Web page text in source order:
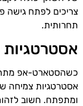
צריכים לפתח גישה
תחרותית.
אסטרטגיות
כשהסטארט-אפ
אסטרטגיות צמיחה
ומתפתח. חשוב